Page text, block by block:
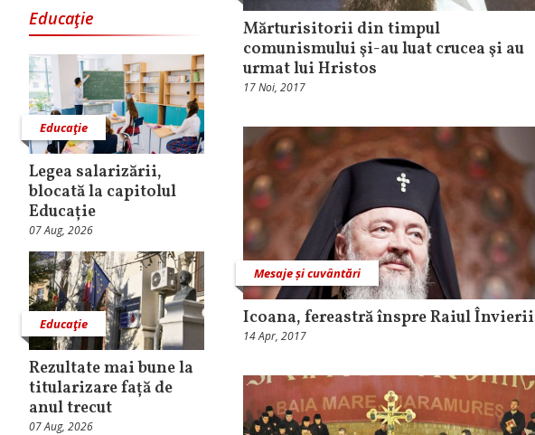
Educaţie
Educaţie
Legea salarizării,
blocată la capitolul
Educație
07 Aug, 2026
Educaţie
Rezultate mai bune la
titularizare față de
anul trecut
07 Aug, 2026
Mărturisitorii din timpul
comunismului şi-au luat crucea şi au
urmat lui Hristos
17 Noi, 2017
Mesaje și cuvântări
Icoana, fereastră înspre Raiul Învierii
14 Apr, 2017